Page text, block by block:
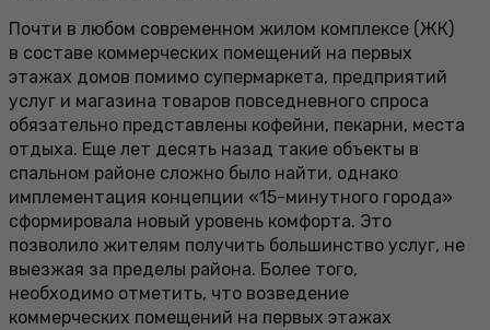
Почти в любом современном жилом комплексе (ЖК)
в составе коммерческих помещений на первых
этажах домов помимо супермаркета, предприятий
услуг и магазина товаров повседневного спроса
обязательно представлены кофейни, пекарни, места
отдыха. Еще лет десять назад такие объекты в
спальном районе сложно было найти, однако
имплементация концепции «15-минутного города»
сформировала новый уровень комфорта. Это
позволило жителям получить большинство услуг, не
выезжая за пределы района. Более того,
необходимо отметить, что возведение
коммерческих помещений на первых этажах